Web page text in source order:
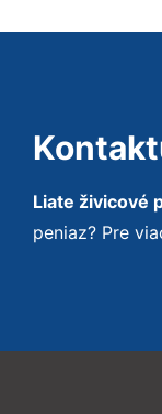
Liate živicové
peniaz? Pre